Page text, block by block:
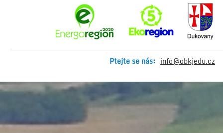
Ptejte se nás: info@obkjedu.cz